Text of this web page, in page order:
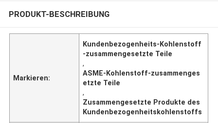
PRODUKT-BESCHREIBUNG
Markieren:
Kundenbezogenheits-Kohlenstoff
-zusammengesetzte Teile
,
ASME-Kohlenstoff-zusammenges
etzte Teile
,
Zusammengesetzte Produkte des
Kundenbezogenheitskohlenstoffs